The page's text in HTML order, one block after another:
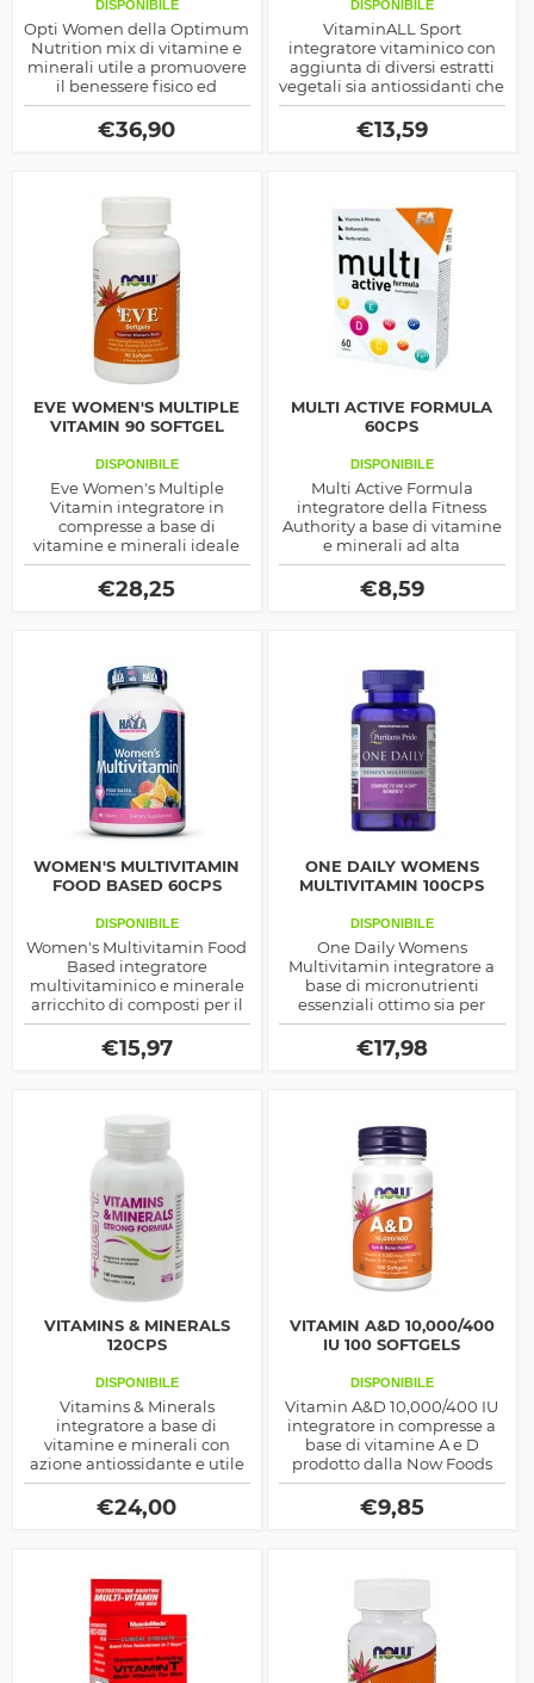
DISPONIBILE
Opti Women della Optimum
Nutrition mix di vitamine e
minerali utile a promuovere
il benessere fisico ed
aumentare le difese
immunitarie
€36,90
DISPONIBILE
VitaminALL Sport
integratore vitaminico con
aggiunta di diversi estratti
vegetali sia antiossidanti che
energizzanti, ottimo per la
salute del corpo ma anche
come sostegno
€13,59
EVE WOMEN'S MULTIPLE
VITAMIN 90 SOFTGEL
DISPONIBILE
Eve Women's Multiple
Vitamin integratore in
compresse a base di
vitamine e minerali ideale
per le donne, prodotto dalla
Now Foods
€28,25
MULTI ACTIVE FORMULA
60CPS
DISPONIBILE
Multi Active Formula
integratore della Fitness
Authority a base di vitamine
e minerali ad alta
concentrazione utili per
favorire i numerosi processi
metabolici.
€8,59
WOMEN'S MULTIVITAMIN
FOOD BASED 60CPS
DISPONIBILE
Women's Multivitamin Food
Based integratore
multivitaminico e minerale
arricchito di composti per il
benessere di unghie, capelli
e pelle, contiene inoltre
enzimi digestivi
€15,97
ONE DAILY WOMENS
MULTIVITAMIN 100CPS
DISPONIBILE
One Daily Womens
Multivitamin integratore a
base di micronutrienti
essenziali ottimo sia per
coadiuvare la salute del
corpo che come supporto
per le attività sportive
€17,98
VITAMINS & MINERALS
120CPS
DISPONIBILE
Vitamins & Minerals
integratore a base di
vitamine e minerali con
azione antiossidante e utile
per i numerosi processi
metabolici prodotto dalla
+Watt
€24,00
VITAMIN A&D 10,000/400
IU 100 SOFTGELS
DISPONIBILE
Vitamin A&D 10,000/400 IU
integratore in compresse a
base di vitamine A e D
prodotto dalla Now Foods
€9,85